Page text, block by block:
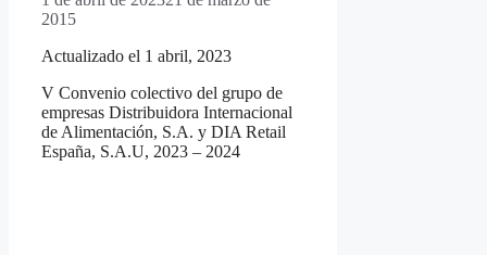
2015
Actualizado el 1 abril, 2023
V Convenio colectivo del grupo de
empresas Distribuidora Internacional
de Alimentación, S.A. y DIA Retail
España, S.A.U, 2023 – 2024